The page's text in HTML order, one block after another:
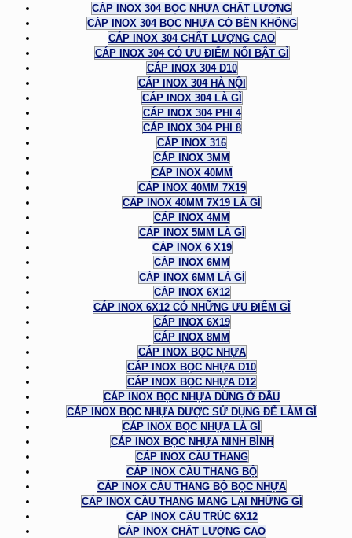
CÁP INOX 304 BỌC NHỰA CHẤT LƯỢNG
CÁP INOX 304 BỌC NHỰA CÓ BỀN KHÔNG
CÁP INOX 304 CHẤT LƯỢNG CAO
CÁP INOX 304 CÓ ƯU ĐIỂM NỔI BẬT GÌ
CÁP INOX 304 D10
CÁP INOX 304 HÀ NỘI
CÁP INOX 304 LÀ GÌ
CÁP INOX 304 PHI 4
CÁP INOX 304 PHI 8
CÁP INOX 316
CÁP INOX 3MM
CÁP INOX 40MM
CÁP INOX 40MM 7X19
CÁP INOX 40MM 7X19 LÀ GÌ
CÁP INOX 4MM
CÁP INOX 5MM LÀ GÌ
CÁP INOX 6 X19
CÁP INOX 6MM
CÁP INOX 6MM LÀ GÌ
CÁP INOX 6X12
CÁP INOX 6X12 CÓ NHỮNG ƯU ĐIỂM GÌ
CÁP INOX 6X19
CÁP INOX 8MM
CÁP INOX BỌC NHỰA
CÁP INOX BỌC NHỰA D10
CÁP INOX BỌC NHỰA D12
CÁP INOX BỌC NHỰA DÙNG Ở ĐÂU
CÁP INOX BỌC NHỰA ĐƯỢC SỬ DỤNG ĐỂ LÀM GÌ
CÁP INOX BỌC NHỰA LÀ GÌ
CÁP INOX BỌC NHỰA NINH BÌNH
CÁP INOX CẦU THANG
CÁP INOX CẦU THANG BỘ
CÁP INOX CẦU THANG BỘ BỌC NHỰA
CÁP INOX CẦU THANG MANG LẠI NHỮNG GÌ
CÁP INOX CẤU TRÚC 6X12
CÁP INOX CHẤT LƯỢNG CAO